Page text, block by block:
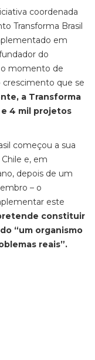
coordenada
Transforma Brasil
em
do
o momento de
que se
a Transforma
4 mil projetos
começou a sua
e, em
depois de um
– o
este
constituir
“um organismo
reais”.